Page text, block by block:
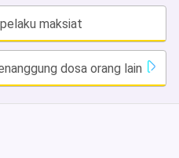
maksiat
dosa orang lain